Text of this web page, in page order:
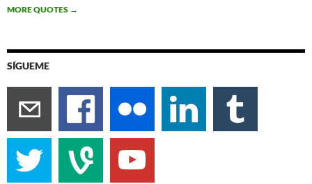
MORE QUOTES →
SÍGUEME